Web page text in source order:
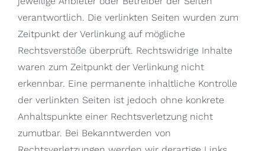
verantwortlich. Die verlinkten Seiten wurden zum
Zeitpunkt der Verlinkung auf mögliche
Rechtsverstöße überprüft. Rechtswidrige Inhalte
waren zum Zeitpunkt der Verlinkung nicht
erkennbar. Eine permanente inhaltliche Kontrolle
der verlinkten Seiten ist jedoch ohne konkrete
Anhaltspunkte einer Rechtsverletzung nicht
zumutbar. Bei Bekanntwerden von